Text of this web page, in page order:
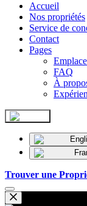
Accueil
Nos propriétés
Service de
Contact
Pages
FAQ
À
Trouver une